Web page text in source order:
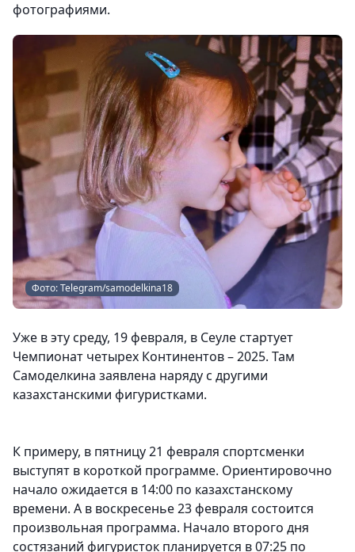
фотографиями.
Фото: Telegram/samodelkina18
Уже в эту среду, 19 февраля, в Сеуле стартует
Чемпионат четырех Континентов – 2025. Там
Самоделкина заявлена наряду с другими
казахстанскими фигуристками.
К примеру, в пятницу 21 февраля спортсменки
выступят в короткой программе. Ориентировочно
начало ожидается в 14:00 по казахстанскому
времени. А в воскресенье 23 февраля состоится
произвольная программа. Начало второго дня
состязаний фигуристок планируется в 07:25 по